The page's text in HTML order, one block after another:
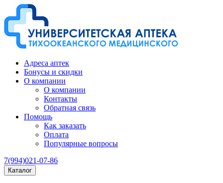
Адреса аптек
Бонусы и скидки
О компании
О компании
Контакты
Обратная связь
Помощь
Как заказать
Оплата
Популярные вопросы
7(994)021-07-86
Каталог